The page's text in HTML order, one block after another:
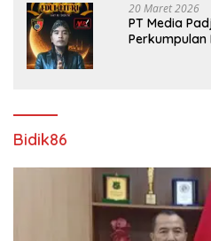
20 Maret 2026
PT Media
Bidik86